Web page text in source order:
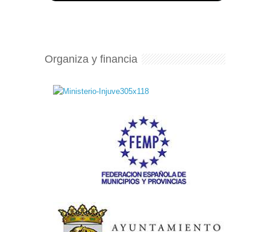
Organiza y financia